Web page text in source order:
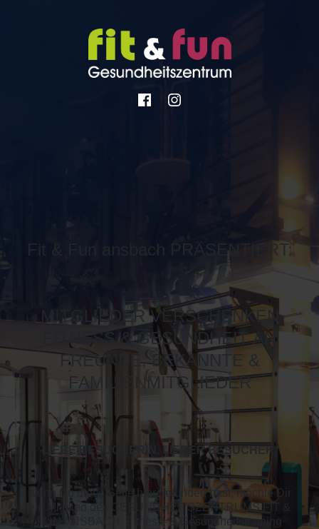
Fit & Fun ansbach PRÄSENTIERT:
MITGLIEDER VERSCHENKEN
FITNESS & GESUNDHEIT AN
FREUNDE, BEKANNTE &
FAMILIENMITGLIEDER
LIEBE BESUCHERIN, LIEBER BESUCHER,
wenn Du diese Seite hier gefunden hast, möchte Dir
ein Mitglied des GESUNDHEITSZENTRUMS FIT &
FUN ANSBACH, Fitness- & Gesundheitstraining